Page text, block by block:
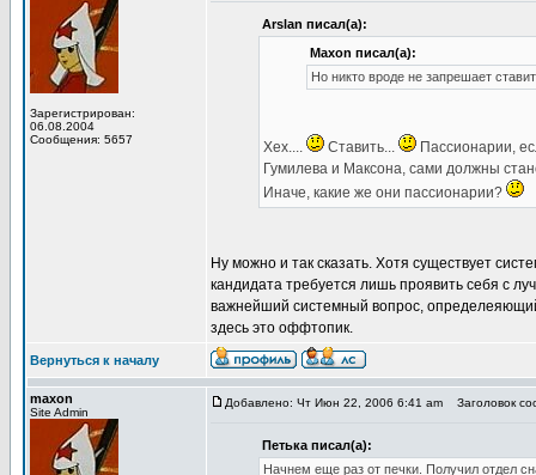
Зарегистрирован:
06.08.2004
Сообщения: 5657
Arslan писал(а):
Maxon писал(а):
Но никто вроде не запрешает
Хех.... Ставить...
Пассионарии,
Гумилева и Максона, сами должны
Иначе, какие же они пассионарии?
Ну можно и так сказать. Хотя существует
кандидата требуется лишь проявить себя с
важнейший системный вопрос,
здесь это оффтопик.
Вернуться к началу
maxon
Site Admin
Добавлено: Чт Июн 22, 2006 6:41 am Заголовок
Петька писал(а):
Начнем еще раз от печки. Получил отдел